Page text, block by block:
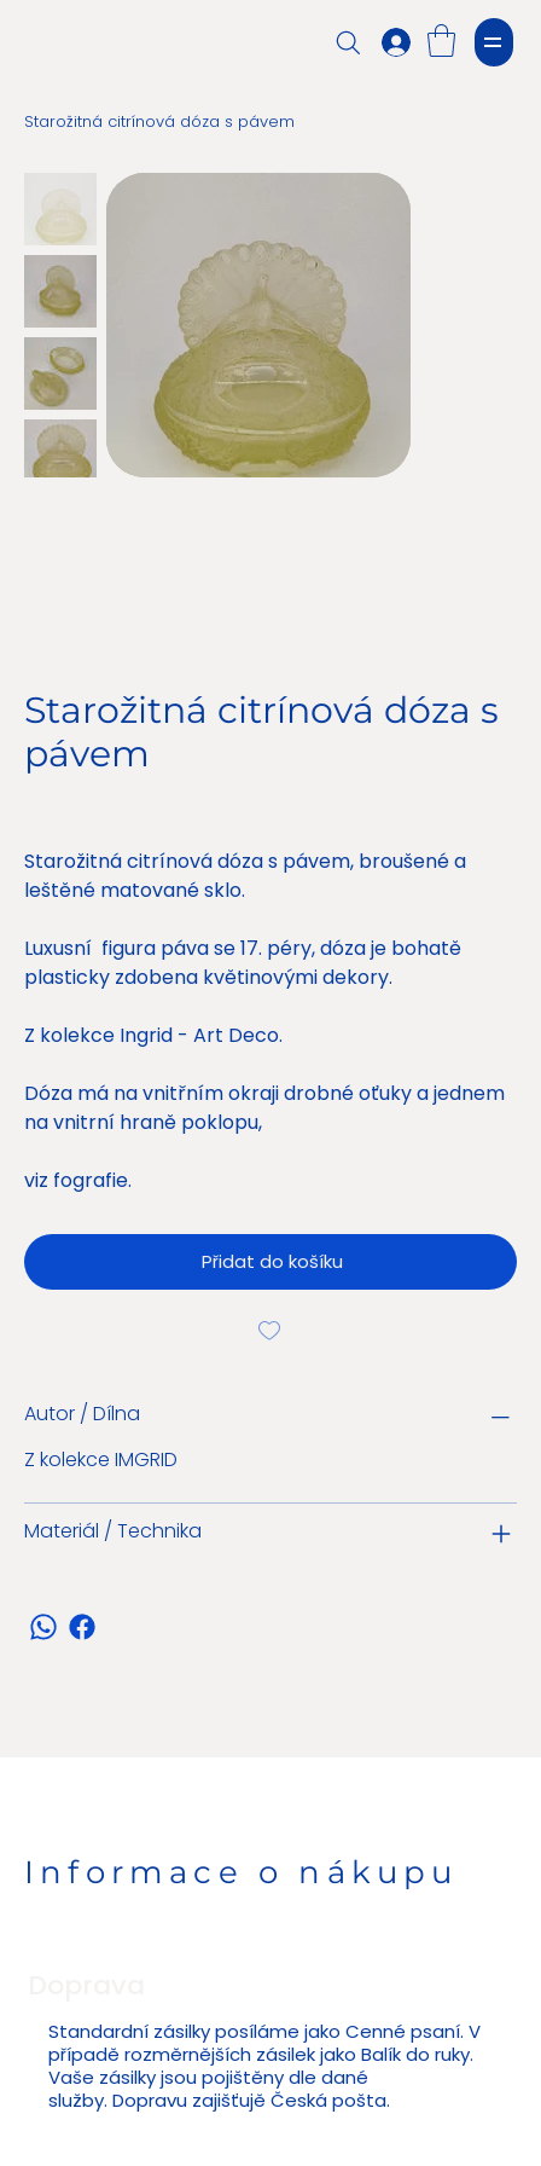
Starožitná citrínová dóza s pávem
Starožitná citrínová dóza s
pávem
Starožitná citrínová dóza s pávem, broušené a
leštěné matované sklo.
Luxusní figura páva se 17. péry, dóza je bohatě
plasticky zdobena květinovými dekory.
Z kolekce Ingrid - Art Deco.
Dóza má na vnitřním okraji drobné oťuky a jednem
na vnitrní hraně poklopu,
viz fografie.
Přidat do košíku
Autor / Dílna
Z kolekce IMGRID
Materiál / Technika
Informace o nákupu
Standardní zásilky posíláme jako Cenné psaní. V
případě rozměrnějších zásilek jako Balík do ruky.
Vaše zásilky jsou pojištěny dle dané
služby. Dopravu zajišťujě Česká pošta.